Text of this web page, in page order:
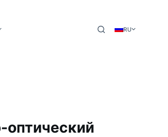
RU
оптический